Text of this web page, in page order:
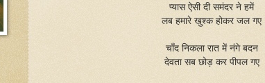
प्यास ऐसी दी समंदर ने हमें
लब हमारे खुश्क होकर जल गए
चाँद निकला रात में नंगे बदन
देवता सब छोड़ कर पीपल गए